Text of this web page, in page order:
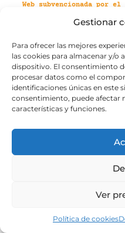
Gestionar
Para ofrecer las mejores
las cookies para almacenar y/o
dispositivo. El consentimiento
procesar datos como el
identificaciones únicas en este
consentimiento, puede afectar
características y funciones.
Ver
Política de cookies
Web subvencionada por el
Aviso legal
Política
Portal de